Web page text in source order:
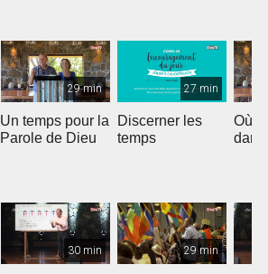
29 min
Un temps pour la
Parole de Dieu
27 min
Discerner les
temps
Où
dans
30 min 29 min